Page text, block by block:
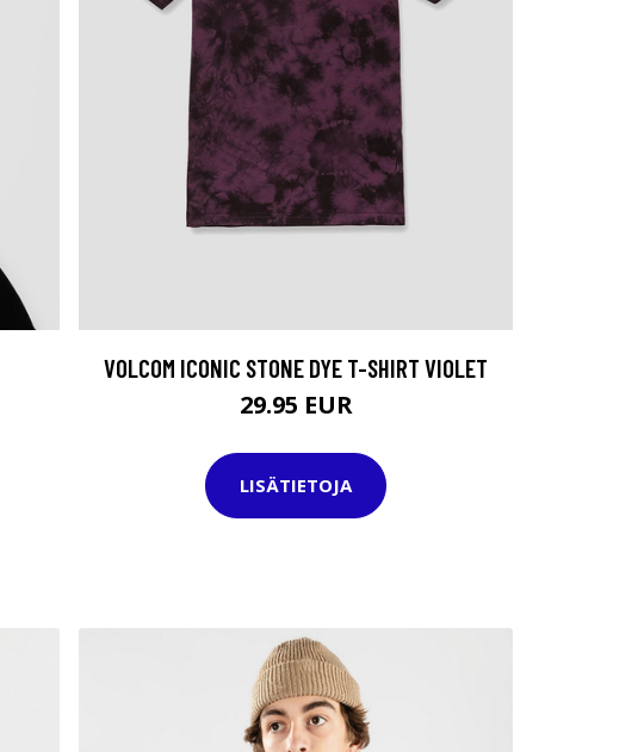
VOLCOM ICONIC STONE DYE T-SHIRT VIOLET
29.95 EUR
LISÄTIETOJA